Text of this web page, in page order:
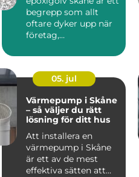
begrepp som allt
oftare dyker upp när
företag,
privatpers...
05. jul
Värmepump i Skåne
– så väljer du rätt
lösning för ditt hus
Att installera en
värmepump i Skåne
är ett av de mest
effektiva sätten att